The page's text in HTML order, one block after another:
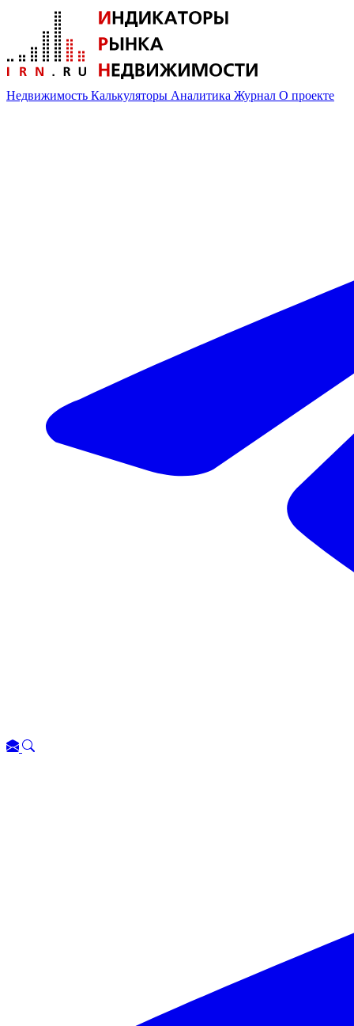
Недвижимость Калькуляторы Аналитика Журнал О проекте